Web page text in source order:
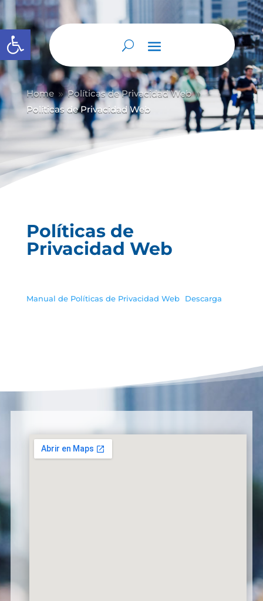
Abrir barra de herramientas
Home 9 Políticas de Privacidad Web 9
Políticas de Privacidad Web
Políticas de
Privacidad Web
Manual de Políticas de Privacidad Web Descarga